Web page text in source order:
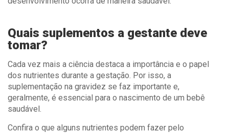
Quais suplementos a gestante deve
tomar?
Cada vez mais a ciência destaca a importância e o papel
dos nutrientes durante a gestação. Por isso, a
suplementação na gravidez se faz importante e,
geralmente, é essencial para o nascimento de um bebê
saudável.
Confira o que alguns nutrientes podem fazer pelo